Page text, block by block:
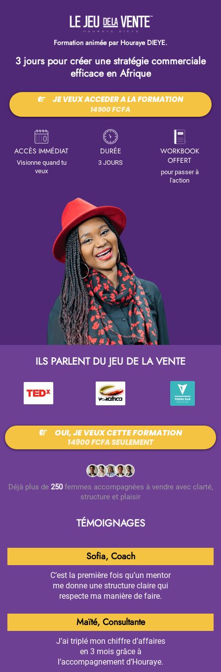
Formation animée par Houraye DIEYE.
3 jours pour créer une stratégie commerciale
efficace en Afrique
JE VEUX ACCEDER A LA FORMATION
14900 FCFA
ACCÈS IMMÉDIAT
Visionne quand tu
veux
DURÉE
3 JOURS
WORKBOOK
OFFERT
pour passer à
l'action
ILS PARLENT DU JEU DE LA VENTE
OUI, JE VEUX CETTE FORMATION
14900 FCFA SEULEMENT
Déjà plus de 250femmes accompagnées à vendre avec clarté,
structure et plaisir
TÉMOIGNAGES
Sofia, Coach
C’est la première fois qu’un mentor
me donne une structure claire qui
respecte ma manière de faire.
Maïté, Consultante
J’ai triplé mon chiffre d’affaires
en 3 mois grâce à
l’accompagnement d’Houraye.